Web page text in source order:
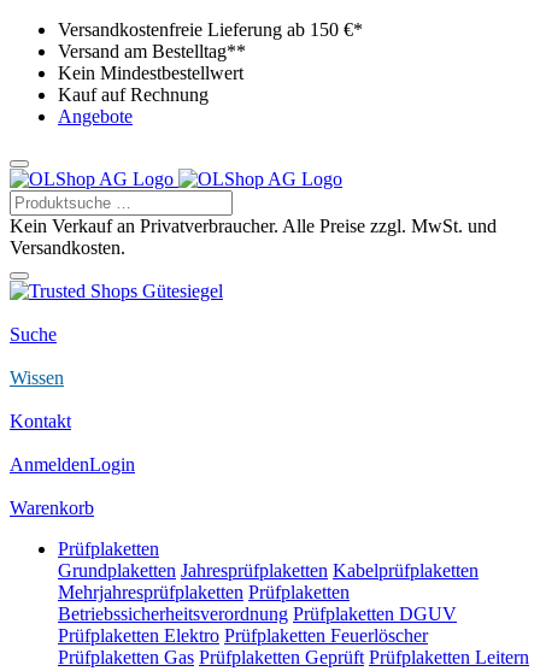
Versandkostenfreie Lieferung ab 150 €*
Versand am Bestelltag**
Kein Mindestbestellwert
Kauf auf Rechnung
Angebote
Kein Verkauf an Privatverbraucher. Alle Preise zzgl. MwSt. und
Versandkosten.
Suche
Wissen
Kontakt
AnmeldenLogin
Warenkorb
Prüfplaketten
Grundplaketten Jahresprüfplaketten Kabelprüfplaketten
Mehrjahresprüfplaketten Prüfplaketten
Betriebssicherheitsverordnung Prüfplaketten DGUV
Prüfplaketten Elektro Prüfplaketten Feuerlöscher
Prüfplaketten Gas Prüfplaketten Geprüft Prüfplaketten Leitern